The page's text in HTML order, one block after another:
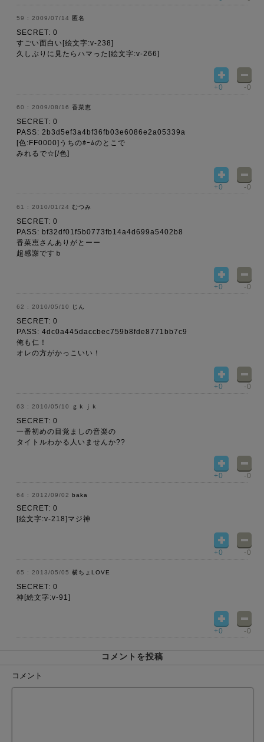
2009/07/14 匿名
SECRET: 0
すごい面白い[絵文字:v-238]
久しぶりに見たらハマった[絵文字:v-266]
+0 -0
2009/08/16 香菜恵
SECRET: 0
PASS: 2b3d5ef3a4bf36fb03e6086e2a05339a
[色:FF0000]うちのﾎｰﾑのとこで
みれるで☆[/色]
+0 -0
2010/01/24 むつみ
SECRET: 0
PASS: bf32df01f5b0773fb14a4d699a5402b8
香菜恵さんありがとーー
超感謝ですｂ
+0 -0
2010/05/10 じん
SECRET: 0
PASS: 4dc0a445daccbec759b8fde8771bb7c9
俺も仁！
オレの方がかっこいい！
+0 -0
2010/05/10 ｇｋｊｋ
SECRET: 0
一番初めの目覚ましの音楽の
タイトルわかる人いませんか??
+0 -0
2012/09/02 baka
SECRET: 0
[絵文字:v-218]マジ神
+0 -0
2013/05/05 横ちょLOVE
SECRET: 0
神[絵文字:v-91]
+0 -0
コメントを投稿
コメント